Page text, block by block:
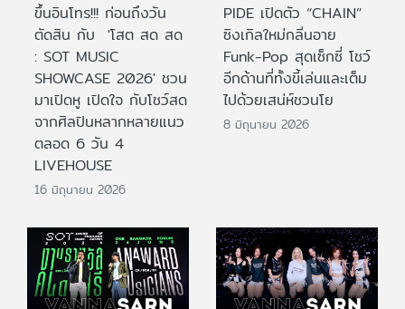
ขึ้นอินโทร!!! ก่อนถึงวัน
ตัดสิน กับ 'โสต สด สด
: SOT MUSIC
SHOWCASE 2026' ชวน
มาเปิดหู เปิดใจ กับโชว์สด
จากศิลปินหลากหลายแนว
ตลอด 6 วัน 4
LIVEHOUSE
16 มิถุนายน 2026
PIDE เปิดตัว “CHAIN”
ซิงเกิลใหม่กลิ่นอาย
Funk-Pop สุดเซ็กซี่ โชว์
อีกด้านที่ทั้งขี้เล่นและเต็ม
ไปด้วยเสน่ห์ชวนโย
8 มิถุนายน 2026